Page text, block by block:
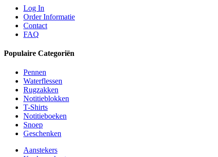
Log In
Order Informatie
Contact
FAQ
Populaire Categoriën
Pennen
Waterflessen
Rugzakken
Notitieblokken
T-Shirts
Notitieboeken
Snoep
Geschenken
Aanstekers